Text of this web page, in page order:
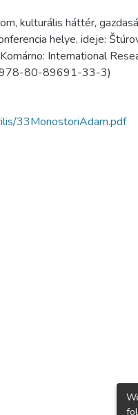
kulturális háttér,
helye, ideje:
International
80-89691-33-3)
33MonostoriAdam.pdf